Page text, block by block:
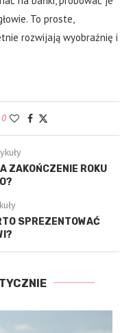
To proste,
rozwijają wyobraźnię i
0
ZAKOŃCZENIE ROKU
SPREZENTOWAĆ